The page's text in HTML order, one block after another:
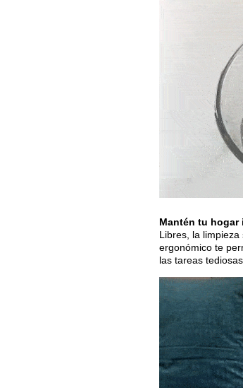
Mantén tu hogar
Libres, la
ergonómico te
las tareas